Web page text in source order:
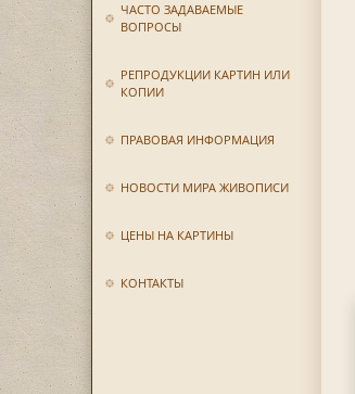
ЧАСТО ЗАДАВАЕМЫЕ
ВОПРОСЫ
РЕПРОДУКЦИИ КАРТИН ИЛИ
КОПИИ
ПРАВОВАЯ ИНФОРМАЦИЯ
НОВОСТИ МИРА ЖИВОПИСИ
ЦЕНЫ НА КАРТИНЫ
КОНТАКТЫ